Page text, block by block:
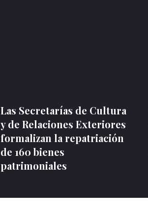
Las Secretarías de Cultura
y de Relaciones Exteriores
formalizan la repatriación
de 160 bienes
patrimoniales